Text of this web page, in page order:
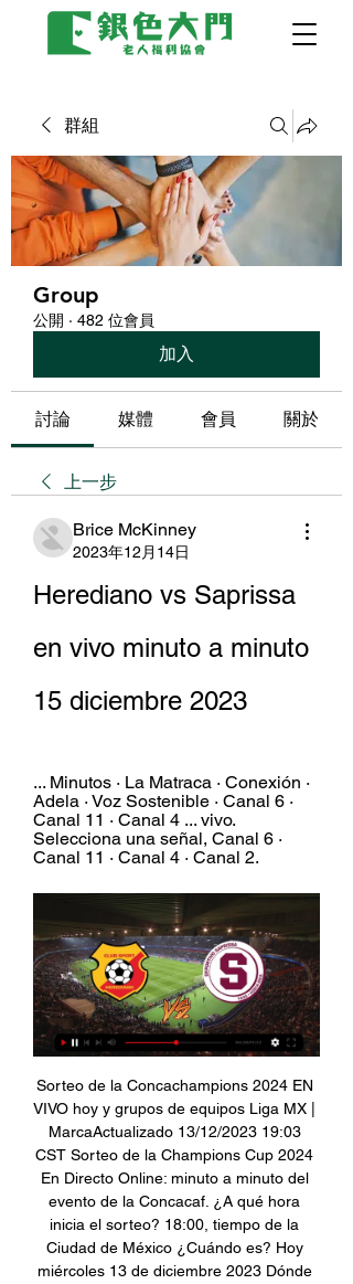
群組
Group
公開 · 482 位會員
加入
討論 媒體 會員 關於
上一步
Brice McKinney
2023年12月14日
Herediano vs Saprissa
en vivo minuto a minuto
15 diciembre 2023
... Minutos · La Matraca · Conexión ·
Adela · Voz Sostenible · Canal 6 ·
Canal 11 · Canal 4 ... vivo.
Selecciona una señal, Canal 6 ·
Canal 11 · Canal 4 · Canal 2.
Sorteo de la Concachampions 2024 EN
VIVO hoy y grupos de equipos Liga MX |
MarcaActualizado 13/12/2023 19:03
CST Sorteo de la Champions Cup 2024
En Directo Online: minuto a minuto del
evento de la Concacaf. ¿A qué hora
inicia el sorteo? 18:00, tiempo de la
Ciudad de México ¿Cuándo es? Hoy
miércoles 13 de diciembre 2023 Dónde